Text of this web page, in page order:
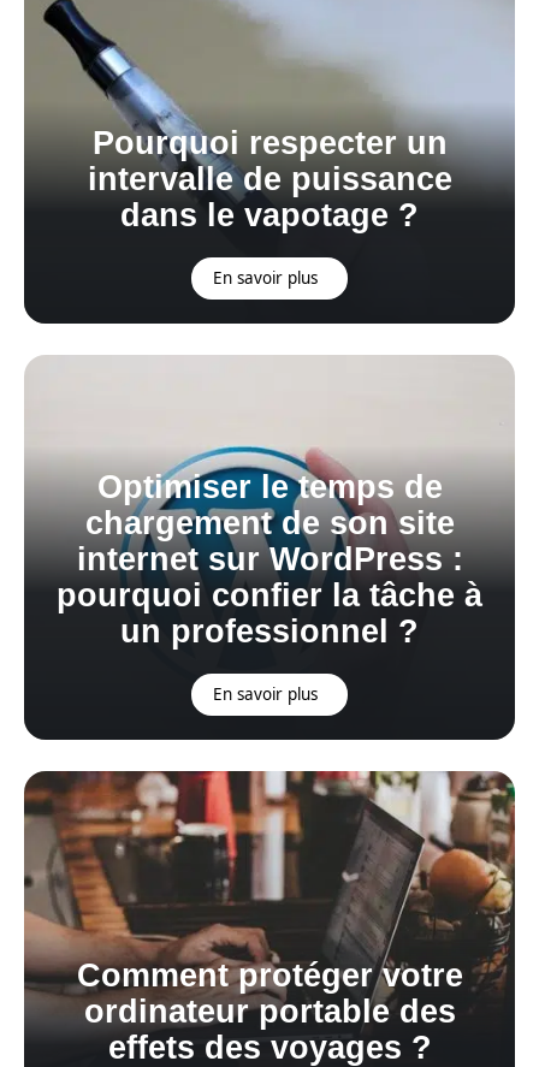
Pourquoi respecter un
intervalle de puissance
dans le vapotage ?
En savoir plus
Optimiser le temps de
chargement de son site
internet sur WordPress :
pourquoi confier la tâche à
un professionnel ?
En savoir plus
Comment protéger votre
ordinateur portable des
effets des voyages ?